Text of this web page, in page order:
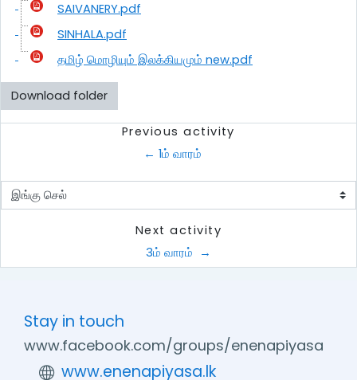
SAIVANERY.pdf
SINHALA.pdf
தமிழ் மொழியும் இலக்கியமும் new.pdf
Download folder
Previous activity
← 1ம் வாரம்
இங்கு செல்
Next activity
3ம் வாரம்  →
Stay in touch
www.facebook.com/groups/enenapiyasa
www.enenapiyasa.lk